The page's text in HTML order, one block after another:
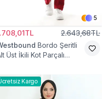
5
2.643,68TL
Bordo Şeritli
Üst İkili Kot Parçalı
Kargo